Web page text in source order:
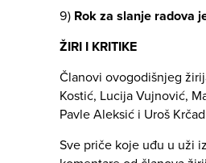
9) Rok za slanje radova
ŽIRI I KRITIKE
Članovi ovogodišnjeg
Kostić, Lucija Vujnović,
Pavle Aleksić i Uroš
Sve priče koje uđu u uži